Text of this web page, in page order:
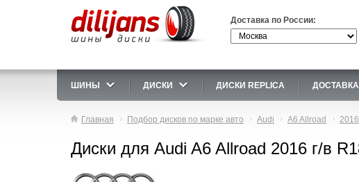
Доставка по России:
ШИНЫ ДИСКИ ДИСКИ REPLICA
Главная Подбор дисков по марке авто Audi A6 Allroad 2016
Диски для Audi A6 Allroad 2016 г/в